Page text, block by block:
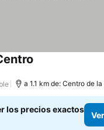
a 1.1 km de: Centro de
los precios exactos